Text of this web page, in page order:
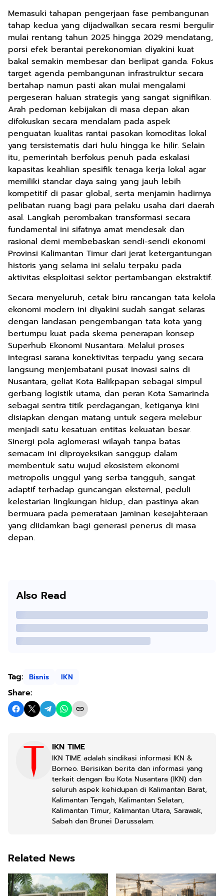
Memasuki tahapan pengerjaan fase pembangunan
tahap kedua yang dijadwalkan secara resmi bergulir
mulai rentang tahun 2025 hingga 2029 mendatang,
porsi efek berantai perekonomian diyakini kuat
bakal semakin membesar dan berlipat ganda. Fokus
target agenda pembangunan infrastruktur secara
bertahap namun pasti akan mulai mengalami
pergeseran haluan strategis yang sangat signifikan.
Arah pedoman kebijakan di masa depan akan
difokuskan secara mendalam pada aspek
penguatan kualitas rantai pasokan komoditas lokal
yang tersistematis dari hulu hingga ke hilir. Selain
itu, pemerintah berfokus penuh pada eskalasi
kapasitas keahlian spesifik tenaga kerja lokal agar
memiliki standar daya saing yang jauh lebih
kompetitif di pasar global, serta menjamin hadirnya
pelibatan ruang bagi para pelaku usaha dari daerah
asal. Langkah perombakan transformasi secara
fundamental ini sifatnya amat mendesak dan
rasional demi membebaskan sendi-sendi ekonomi
Provinsi Kalimantan Timur dari jerat ketergantungan
historis yang selama ini selalu terpaku pada
aktivitas eksploitasi sektor pertambangan ekstraktif.
Secara menyeluruh, cetak biru rancangan tata kelola
ekonomi modern ini diyakini sudah sangat selaras
dengan landasan pengembangan tata kota yang
bertumpu kuat pada skema penerapan konsep
Superhub Ekonomi Nusantara. Melalui proses
integrasi sarana konektivitas terpadu yang secara
langsung menjembatani pusat inovasi sains di
Nusantara, geliat Kota Balikpapan sebagai simpul
gerbang logistik utama, dan peran Kota Samarinda
sebagai sentra titik perdagangan, ketiganya kini
disiapkan dengan matang untuk segera melebur
menjadi satu kesatuan entitas kekuatan besar.
Sinergi pola aglomerasi wilayah tanpa batas
semacam ini diproyeksikan sanggup dalam
membentuk satu wujud ekosistem ekonomi
metropolis unggul yang serba tangguh, sangat
adaptif terhadap guncangan eksternal, peduli
kelestarian lingkungan hidup, dan pastinya akan
bermuara pada pemerataan jaminan kesejahteraan
yang diidamkan bagi generasi penerus di masa
depan.
Also Read
Tag: Bisnis IKN
Share:
IKN TIME
IKN TIME adalah sindikasi informasi IKN &
Borneo. Berisikan berita dan informasi yang
terkait dengan Ibu Kota Nusantara (IKN) dan
seluruh aspek kehidupan di Kalimantan Barat,
Kalimantan Tengah, Kalimantan Selatan,
Kalimantan Timur, Kalimantan Utara, Sarawak,
Sabah dan Brunei Darussalam.
Related News